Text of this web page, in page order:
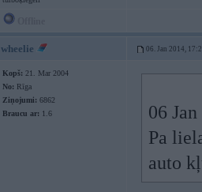
wheelie 06. Jan 2014,
Kopš: 21. Mar 2004
No: Rīga
Ziņojumi: 6862
Braucu ar: 1.6
06
Pa
auto